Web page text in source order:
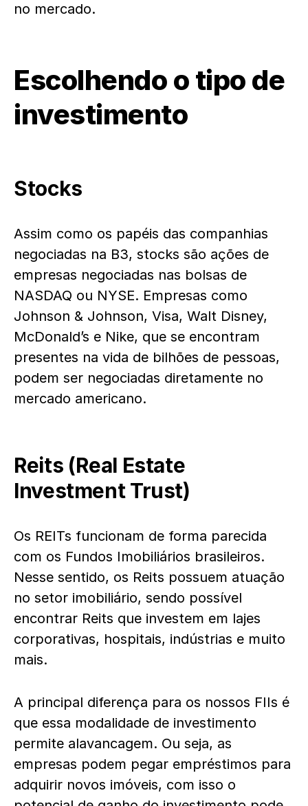
no mercado.
Escolhendo o tipo de
investimento
Stocks
Assim como os papéis das companhias
negociadas na B3, stocks são ações de
empresas negociadas nas bolsas de
NASDAQ ou NYSE. Empresas como
Johnson & Johnson, Visa, Walt Disney,
McDonald’s e Nike, que se encontram
presentes na vida de bilhões de pessoas,
podem ser negociadas diretamente no
mercado americano.
Reits (Real Estate
Investment Trust)
Os REITs funcionam de forma parecida
com os Fundos Imobiliários brasileiros.
Nesse sentido, os Reits possuem atuação
no setor imobiliário, sendo possível
encontrar Reits que investem em lajes
corporativas, hospitais, indústrias e muito
mais.
A principal diferença para os nossos FIIs é
que essa modalidade de investimento
permite alavancagem. Ou seja, as
empresas podem pegar empréstimos para
adquirir novos imóveis, com isso o